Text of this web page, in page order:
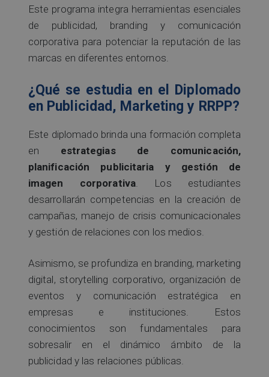
Este programa integra herramientas esenciales
de publicidad, branding y comunicación
corporativa para potenciar la reputación de las
marcas en diferentes entornos.
¿Qué se estudia en el Diplomado
en Publicidad, Marketing y RRPP?
Este diplomado brinda una formación completa
en estrategias de comunicación,
planificación publicitaria y gestión de
imagen corporativa. Los estudiantes
desarrollarán competencias en la creación de
campañas, manejo de crisis comunicacionales
y gestión de relaciones con los medios.
Asimismo, se profundiza en branding, marketing
digital, storytelling corporativo, organización de
eventos y comunicación estratégica en
empresas e instituciones. Estos
conocimientos son fundamentales para
sobresalir en el dinámico ámbito de la
publicidad y las relaciones públicas.